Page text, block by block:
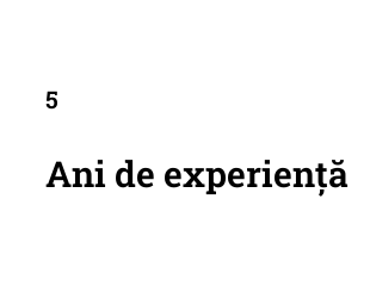
5
Ani de experiență